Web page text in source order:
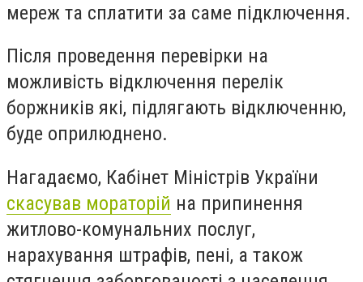
мереж та сплатити за саме підключення.
Після проведення перевірки на
можливість відключення перелік
боржників які, підлягають відключенню,
буде оприлюднено.
Нагадаємо, Кабінет Міністрів України
скасував мораторій на припинення
житлово-комунальних послуг,
нарахування штрафів, пені, а також